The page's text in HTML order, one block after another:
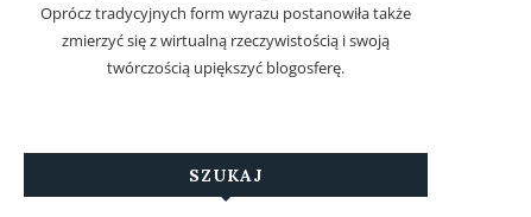
Oprócz tradycyjnych form wyrazu postanowiła także
zmierzyć się z wirtualną rzeczywistością i swoją
twórczością upiększyć blogosferę.
SZUKAJ